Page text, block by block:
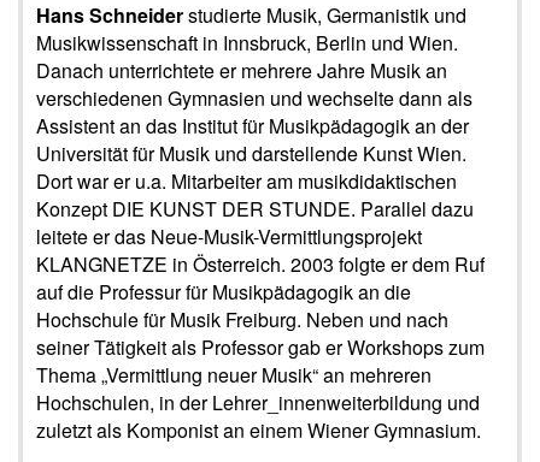
Hans Schneiderstudierte Musik, Germanistik und
Musikwissenschaft in Innsbruck, Berlin und Wien.
Danach unterrichtete er mehrere Jahre Musik an
verschiedenen Gymnasien und wechselte dann als
Assistent an das Institut für Musikpädagogik an der
Universität für Musik und darstellende Kunst Wien.
Dort war er u.a. Mitarbeiter am musikdidaktischen
Konzept DIE KUNST DER STUNDE. Parallel dazu
leitete er das Neue-Musik-Vermittlungsprojekt
KLANGNETZE in Österreich. 2003 folgte er dem Ruf
auf die Professur für Musikpädagogik an die
Hochschule für Musik Freiburg. Neben und nach
seiner Tätigkeit als Professor gab er Workshops zum
Thema „Vermittlung neuer Musik“ an mehreren
Hochschulen, in der Lehrer_innenweiterbildung und
zuletzt als Komponist an einem Wiener Gymnasium.